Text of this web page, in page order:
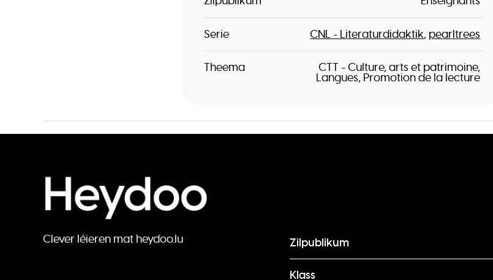
Serie CNL - Literaturdidaktik pearltrees
Theema CTT - Culture, arts et patrimoine
Langues Promotion de la lecture
Clever léieren mat heydoo.lu Zilpublikum
Klass